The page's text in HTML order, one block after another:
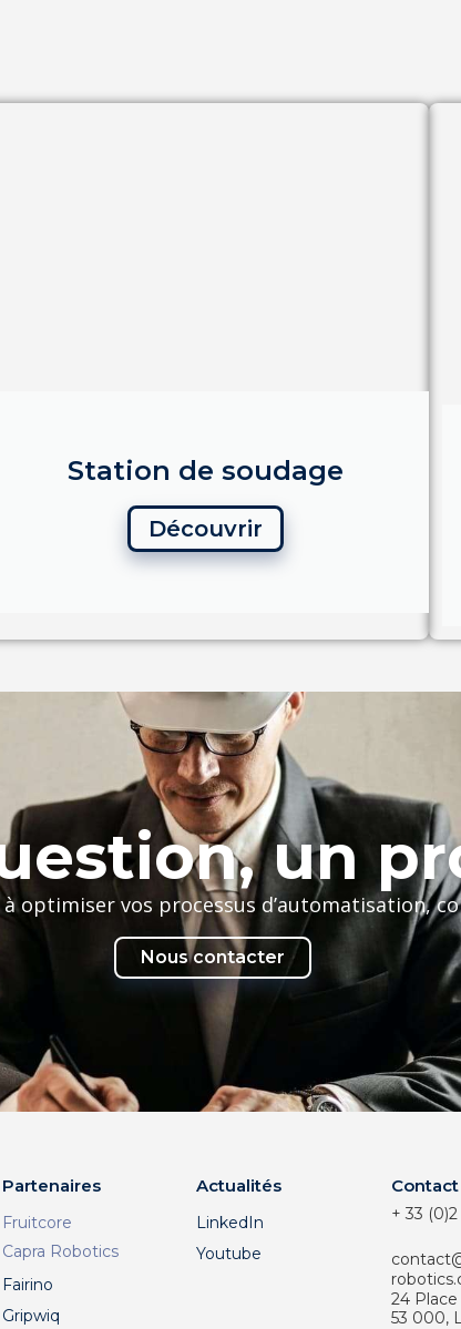
Station de soudage
Découvrir
un
à optimiser vos processus d’automatisation,
Nous contacter
Partenaires
Fruitcore
Capra Robotics
Fairino
Gripwiq
Actualités
LinkedIn
Youtube
Contact
+ 33
24 Place
53 000,